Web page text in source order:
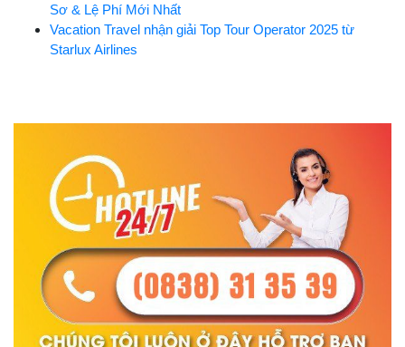
Sơ & Lệ Phí Mới Nhất
Vacation Travel nhận giải Top Tour Operator 2025 từ
Starlux Airlines